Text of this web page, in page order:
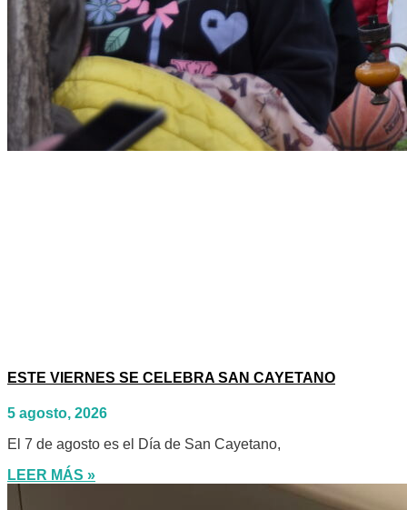
ESTE VIERNES SE CELEBRA SAN CAYETANO
5 agosto, 2026
El 7 de agosto es el Día de San Cayetano,
LEER MÁS »